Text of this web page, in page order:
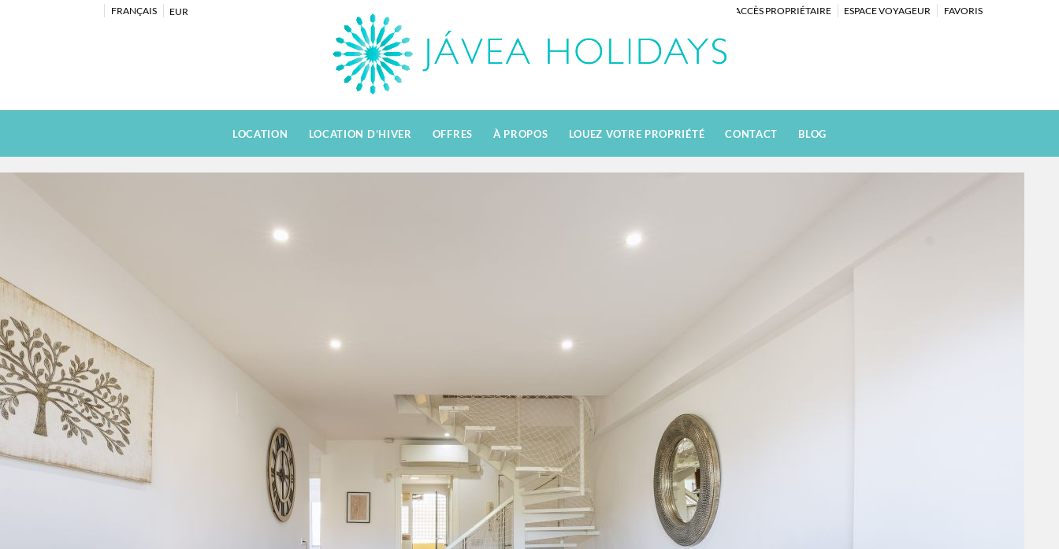
FRANÇAIS EUR FAVORIS
ESPACE VOYAGEUR
ACCÈS PROPRIÉTAIRE
LOCATION LOCATION D’HIVER OFFRES À PROPOS LOUEZ VOTRE PROPRIÉTÉ CONTACT BLOG